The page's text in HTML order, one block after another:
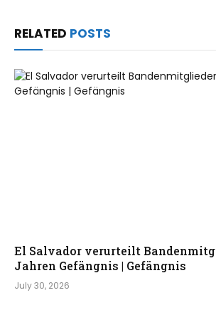
RELATED POSTS
El Salvador verurteilt
Jahren Gefängnis | Gefängnis
July 30, 2026